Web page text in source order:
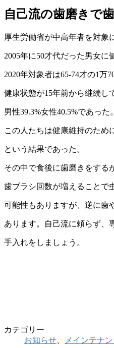
自己流の歯磨きで
厚生労働省が中高年者を対象
2005年に50才代だった男女に
2020年対象者は65-74才の1万
健康状態が15年前から継続し
男性39.3%女性40.5%であった。
この人たちは健康維持のため
という結果であった。
その中で食後に歯磨きをする
歯ブラシ回数が増えることで
可能性もありますが、逆に歯
あります。自己流に頼らず、
手入れをしましょう。
カテゴリー
お知らせ
メインテナ